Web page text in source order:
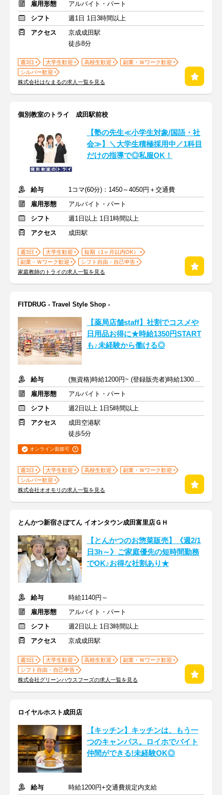
雇用形態
アルバイト・パート
シフト
週1日 1日3時間以上
アクセス
京成成田駅
徒歩8分
週3日 大学生歓迎 高校生歓迎
副業・Ｗワーク歓迎
シルバー歓迎
株式会社はなまるの求人一覧を見る
個別教室のトライ 成田駅前校
【塾の先生≪小学生対象/国語・社
会≫】＼大学生積極採用中／1科目
だけの指導で◎私服OK！
給与
1コマ(60分)：1450～4050円＋交通費
雇用形態
アルバイト・パート
シフト
週1日以上 1日1時間以上
アクセス
成田駅
週3日 大学生歓迎
短期（1ヶ月以内OK）
副業・Ｗワーク歓迎
シフト自由・自己申告
家庭教師のトライの求人一覧を見る
FITDRUG - Travel Style Shop -
【薬局店舗staff】社割でコスメや
日用品お得に★時給1350円START
も♪未経験から働ける◎
給与
(無資格)時給1200円~ (登録販売者)時給1300～1400円~ ＋交通費
雇用形態
アルバイト・パート
シフト
週2日以上 1日5時間以上
アクセス
成田空港駅
徒歩5分
オンライン面接可
週3日 大学生歓迎 高校生歓迎
副業・Ｗワーク歓迎
シルバー歓迎
株式会社オオモリの求人一覧を見る
とんかつ新宿さぼてん イオンタウン成田富里店ＧＨ
【とんかつのお惣菜販売】《週2/1
日3h～》ご家庭優先の短時間勤務
でOK♪お得な社割あり★
給与
時給1140円～
雇用形態
アルバイト・パート
シフト
週2日以上 1日3時間以上
アクセス
京成成田駅
週3日 大学生歓迎 高校生歓迎
副業・Ｗワーク歓迎
シフト自由・自己申告
株式会社グリーンハウスフーズの求人一覧を見る
ロイヤルホスト成田店
【キッチン】キッチンは、もう一
つのキャンパス。ロイホでバイト
仲間ができる!未経験OK◎
給与 時給1200円+交通費規定内支給